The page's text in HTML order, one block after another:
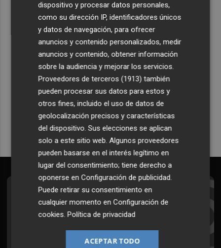
Recibe toda la actualidad de
Plaza Podcast en tu correo
Quiero suscribirme
Suscríbete al Boletín
Todos los días a primera hora en tu email
dispositivo y procesar datos personales,
como su dirección IP, identificadores únicos
y datos de navegación, para ofrecer
anuncios y contenido personalizados, medir
anuncios y contenido, obtener información
sobre la audiencia y mejorar los servicios.
Proveedores de terceros (1913) también
pueden procesar sus datos para estos y
otros fines, incluido el uso de datos de
geolocalización precisos y características
del dispositivo. Sus elecciones se aplican
solo a este sitio web. Algunos proveedores
pueden basarse en el interés legítimo en
lugar del consentimiento; tiene derecho a
oponerse enConfiguración de publicidad.
Puede retirar su consentimiento en
cualquier momento enConfiguración de
cookies.Política de privacidad
ACEPTAR TODO